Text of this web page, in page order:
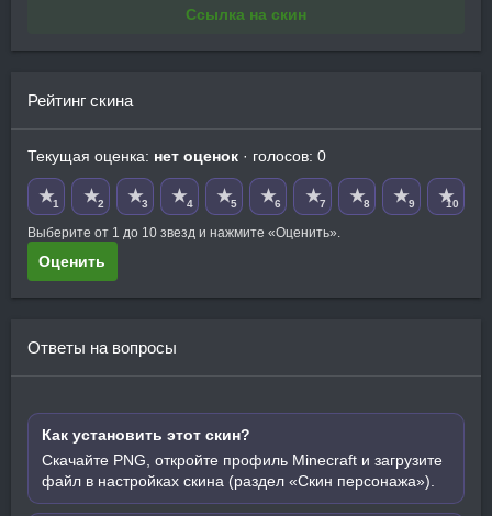
Ссылка на скин
Рейтинг скина
Текущая оценка: нет оценок · голосов: 0
★1 ★2 ★3 ★4 ★5 ★6 ★7 ★8 ★9 ★10
Выберите от 1 до 10 звезд и нажмите «Оценить».
Оценить
Ответы на вопросы
Как установить этот скин?
Скачайте PNG, откройте профиль Minecraft и загрузите
файл в настройках скина (раздел «Скин персонажа»).